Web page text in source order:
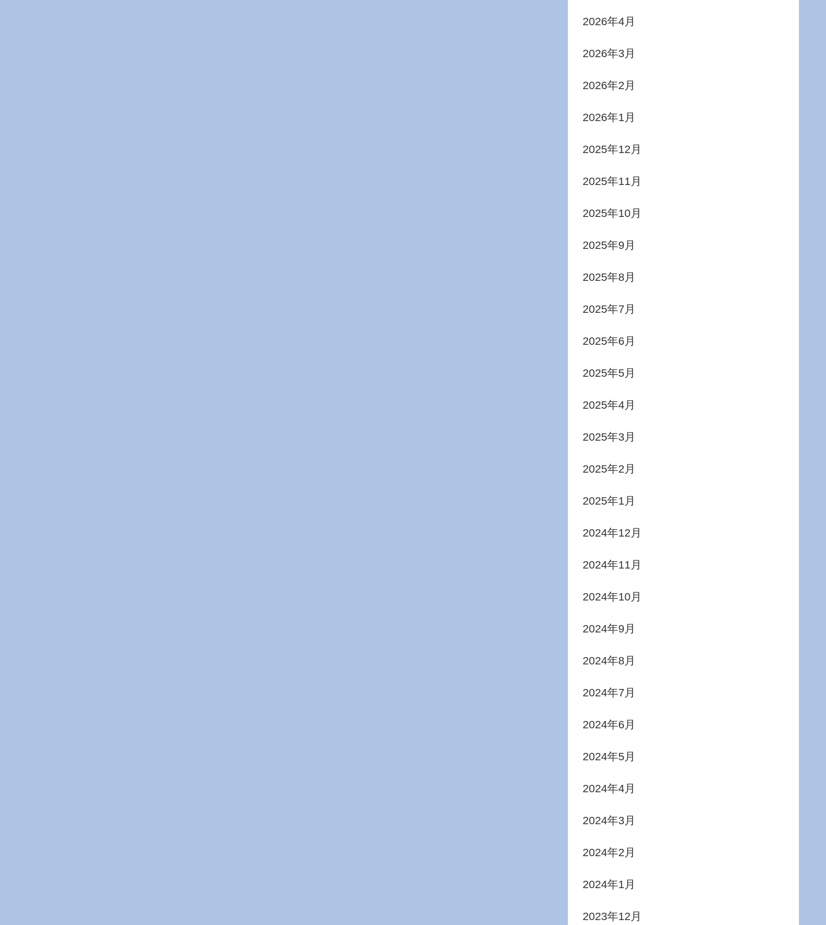
2026年4月
2026年3月
2026年2月
2026年1月
2025年12月
2025年11月
2025年10月
2025年9月
2025年8月
2025年7月
2025年6月
2025年5月
2025年4月
2025年3月
2025年2月
2025年1月
2024年12月
2024年11月
2024年10月
2024年9月
2024年8月
2024年7月
2024年6月
2024年5月
2024年4月
2024年3月
2024年2月
2024年1月
2023年12月